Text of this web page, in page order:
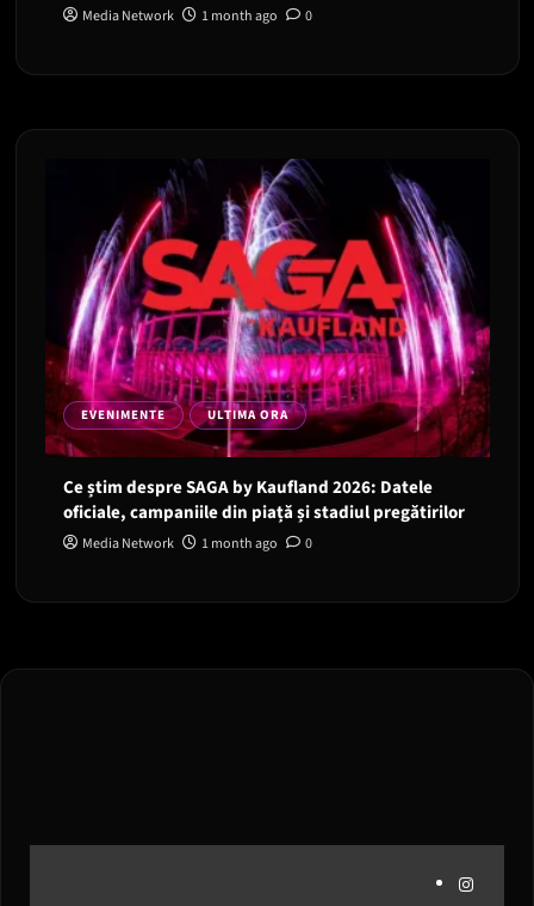
Media Network 1 month ago 0
EVENIMENTE ULTIMA ORA
Ce știm despre SAGA by Kaufland 2026: Datele
oficiale, campaniile din piață și stadiul pregătirilor
Media Network 1 month ago 0
Instagram